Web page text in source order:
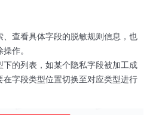
查看具体字段的脱敏规则信息，也
作。
的列表，如某个隐私字段被加工成
字段类型位置切换至对应类型进行